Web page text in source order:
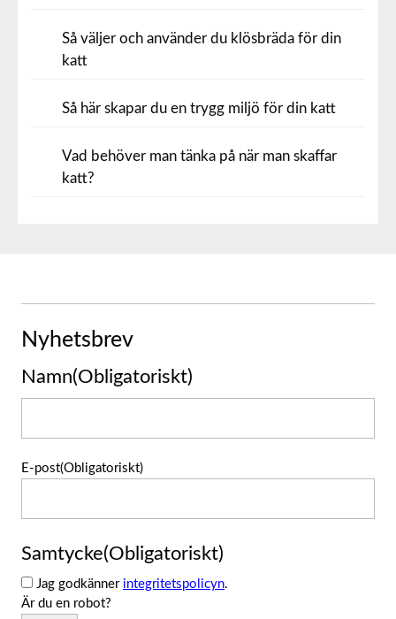
Så väljer och använder du klösbräda för din
katt
Så här skapar du en trygg miljö för din katt
Vad behöver man tänka på när man skaffar
katt?
Nyhetsbrev
Namn(Obligatoriskt)
Namn
E-post(Obligatoriskt)
Samtycke(Obligatoriskt)
Jag godkänner integritetspolicyn.
Är du en robot?